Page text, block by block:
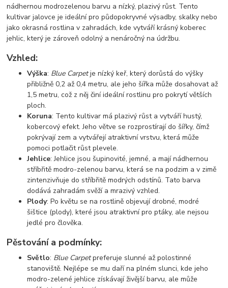
nádhernou modrozelenou barvu a nízký, plazivý růst. Tento
kultivar jalovce je ideální pro půdopokryvné výsadby, skalky nebo
jako okrasná rostlina v zahradách, kde vytváří krásný koberec
jehlic, který je zároveň odolný a nenáročný na údržbu.
Vzhled:
Výška: Blue Carpetje nízký keř, který dorůstá do výšky
přibližně 0,2 až 0,4 metru, ale jeho šířka může dosahovat až
1,5 metru, což z něj činí ideální rostlinu pro pokrytí větších
ploch.
Koruna: Tento kultivar má plazivý růst a vytváří hustý,
kobercový efekt. Jeho větve se rozprostírají do šířky, čímž
pokrývají zem a vytvářejí atraktivní vrstvu, která může
pomoci potlačit růst plevele.
Jehlice: Jehlice jsou šupinovité, jemné, a mají nádhernou
stříbřitě modro-zelenou barvu, která se na podzim a v zimě
zintenzivňuje do stříbřitě modrých odstínů. Tato barva
dodává zahradám svěží a mrazivý vzhled.
Plody: Po květu se na rostlině objevují drobné, modré
šištice (plody), které jsou atraktivní pro ptáky, ale nejsou
jedlé pro člověka.
Pěstování a podmínky:
Světlo: Blue Carpetpreferuje slunné až polostinné
stanoviště. Nejlépe se mu daří na plném slunci, kde jeho
modro-zelené jehlice získávají živější barvu, ale může